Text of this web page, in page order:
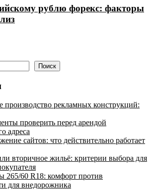
рублю форекс: факторы
Поиск
производство рекламных конструкций:
проверить перед арендой
адреса
сайтов: что действительно работает
вторичное жильё: критерии выбора для
265/60 R18: комфорт против
для внедорожника